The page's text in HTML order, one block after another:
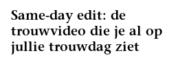
Same-day edit: de
trouwvideo die je al op
jullie trouwdag ziet